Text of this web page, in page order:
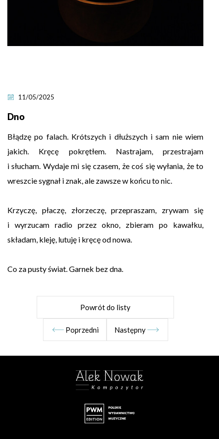
11/05/2025
Dno
Błądzę po falach. Krótszych i dłuższych i sam nie wiem
jakich. Kręcę pokrętłem. Nastrajam, przestrajam
i słucham. Wydaje mi się czasem, że coś się wyłania, że to
wreszcie sygnał i znak, ale zawsze w końcu to nic.
Krzyczę, płaczę, złorzeczę, przepraszam, zrywam się
i wyrzucam radio przez okno, zbieram po kawałku,
składam, kleję, lutuję i kręcę od nowa.
Co za pusty świat. Garnek bez dna.
Poprzedni
Powrót do listy
Następny